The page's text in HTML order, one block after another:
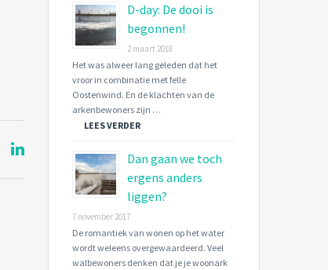
D-day: De dooi is
begonnen!
2 maart 2018
Het was alweer lang geleden dat het
vroor in combinatie met felle
Oostenwind. En de klachten van de
arkenbewoners zijn …
LEES VERDER
Dan gaan we toch
ergens anders
liggen?
7 november 2017
De romantiek van wonen op het water
wordt weleens overgewaardeerd. Veel
walbewoners denken dat je je woonark